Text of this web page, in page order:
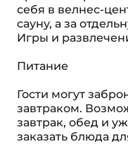
себя в велнес-
сауну, а за
Игры и
Питание
Гости могут
завтраком.
завтрак, обед и
заказать блюда